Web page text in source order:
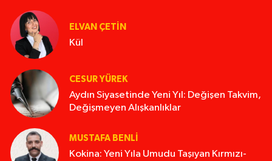
ELVAN ÇETIN
Kül
CESUR YÜREK
Aydın Siyasetinde Yeni Yıl: Değişen Takvim,
Değişmeyen Alışkanlıklar
MUSTAFA BENLI
Kokina: Yeni Yıla Umudu Taşıyan Kırmızı-